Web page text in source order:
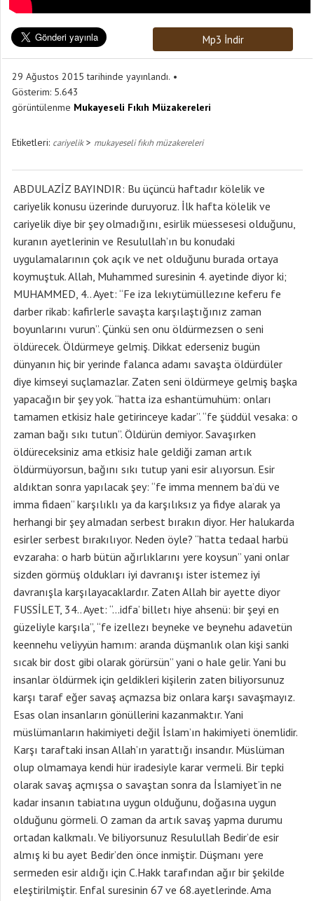
Mp3 İndir
29 Ağustos 2015 tarihinde yayınlandı.
Gösterim: 5.643
görüntülenme Mukayeseli Fıkıh Müzakereleri
Etiketleri: cariyelik> mukayeseli fıkıh müzakereleri
ABDULAZİZ BAYINDIR: Bu üçüncü haftadır kölelik ve
cariyelik konusu üzerinde duruyoruz. İlk hafta kölelik ve
cariyelik diye bir şey olmadığını, esirlik müessesesi olduğunu,
kuranın ayetlerinin ve Resulullah’ın bu konudaki
uygulamalarının çok açık ve net olduğunu burada ortaya
koymuştuk. Allah, Muhammed suresinin 4. ayetinde diyor ki;
MUHAMMED, 4.. Ayet: “Fe iza lekıytümüllezıne keferu fe
darber rikab: kafirlerle savaşta karşılaştığınız zaman
boyunlarını vurun”. Çünkü sen onu öldürmezsen o seni
öldürecek. Öldürmeye gelmiş. Dikkat ederseniz bugün
dünyanın hiç bir yerinde falanca adamı savaşta öldürdüler
diye kimseyi suçlamazlar. Zaten seni öldürmeye gelmiş başka
yapacağın bir şey yok. “hatta iza eshantümuhüm: onları
tamamen etkisiz hale getirinceye kadar”. “fe şüddül vesaka: o
zaman bağı sıkı tutun”. Öldürün demiyor. Savaşırken
öldüreceksiniz ama etkisiz hale geldiği zaman artık
öldürmüyorsun, bağını sıkı tutup yani esir alıyorsun. Esir
aldıktan sonra yapılacak şey: “fe imma mennem ba’dü ve
imma fidaen” karşılıklı ya da karşılıksız ya fidye alarak ya
herhangi bir şey almadan serbest bırakın diyor. Her halukarda
esirler serbest bırakılıyor. Neden öyle? “hatta tedaal harbü
evzaraha: o harb bütün ağırlıklarını yere koysun” yani onlar
sizden görmüş oldukları iyi davranışı ister istemez iyi
davranışla karşılayacaklardır. Zaten Allah bir ayette diyor
FUSSİLET, 34.. Ayet: “…idfa’ billetı hiye ahsenü: bir şeyi en
güzeliyle karşıla”, “fe izellezı beyneke ve beynehu adavetün
keennehu veliyyün hamım: aranda düşmanlık olan kişi sanki
sıcak bir dost gibi olarak görürsün” yani o hale gelir. Yani bu
insanlar öldürmek için geldikleri kişilerin zaten biliyorsunuz
karşı taraf eğer savaş açmazsa biz onlara karşı savaşmayız.
Esas olan insanların gönüllerini kazanmaktır. Yani
müslümanların hakimiyeti değil İslam’ın hakimiyeti önemlidir.
Karşı taraftaki insan Allah’ın yarattığı insandır. Müslüman
olup olmamaya kendi hür iradesiyle karar vermeli. Bir tepki
olarak savaş açmışsa o savaştan sonra da İslamiyet’in ne
kadar insanın tabiatına uygun olduğunu, doğasına uygun
olduğunu görmeli. O zaman da artık savaş yapma durumu
ortadan kalkmalı. Ve biliyorsunuz Resulullah Bedir’de esir
almış ki bu ayet Bedir’den önce inmiştir. Düşmanı yere
sermeden esir aldığı için C.Hakk tarafından ağır bir şekilde
eleştirilmiştir. Enfal suresinin 67 ve 68.ayetlerinde. Ama